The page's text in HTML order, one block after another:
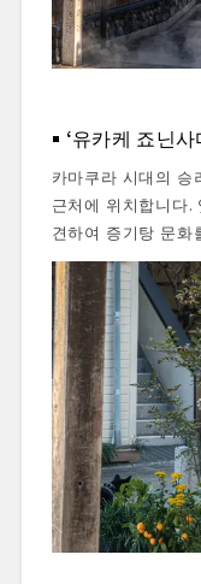
‘유카케 죠닌사
카마쿠라 시대의 승
근처에 위치합니다.
견하여 증기탕 문화